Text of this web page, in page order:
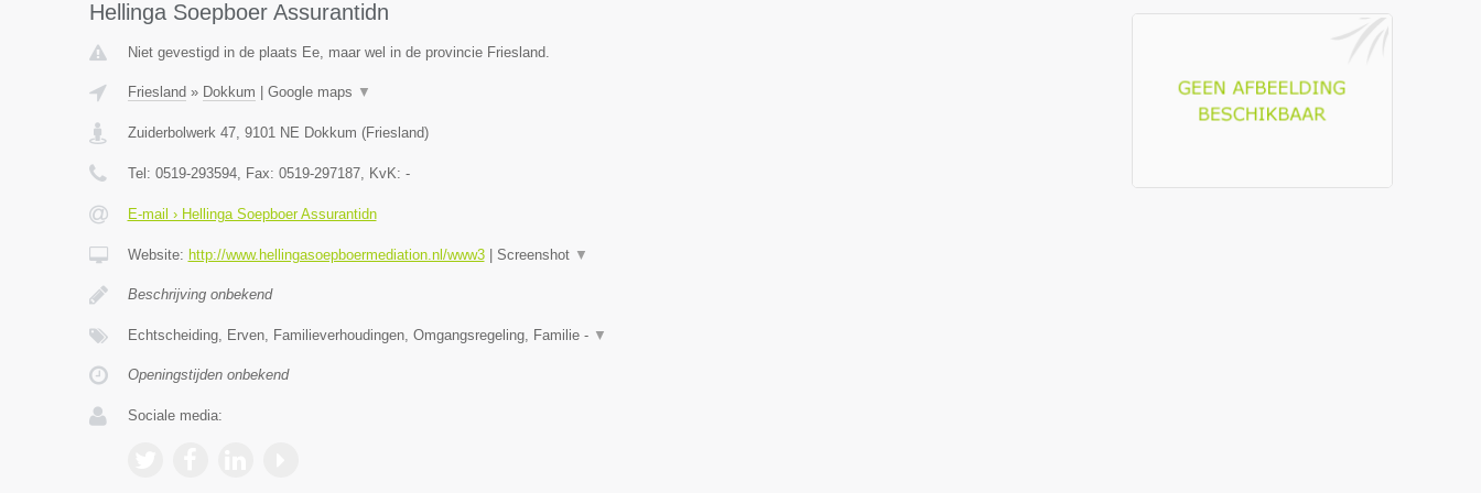
Hellinga Soepboer Assurantidn
Niet gevestigd in de plaats Ee, maar wel in de provincie Friesland.
Friesland » Dokkum Google maps ▼
Zuiderbolwerk 47, 9101 NE Dokkum (Friesland)
Tel: 0519-293594, Fax: 0519-297187, KvK: -
E-mail › Hellinga Soepboer Assurantidn
Website: http://www.hellingasoepboermediation.nl/www3| Screenshot ▼
Beschrijving onbekend
Echtscheiding, Erven, Familieverhoudingen, Omgangsregeling, Familie - ▼
Openingstijden onbekend
Sociale media: